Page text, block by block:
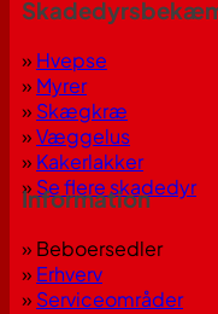
» Hvepse
» Myrer
» Skægkræ
»Væggelus
» Kakerlakker
» Se flere skadedyr
Information
» Beboersedler
» Erhverv
» Serviceområder